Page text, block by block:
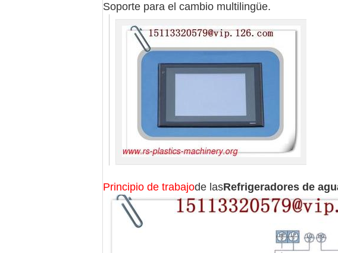
Soporte para el cambio multilingüe.
Principio de trabajode lasRefrigeradores de